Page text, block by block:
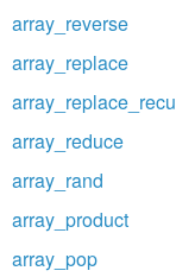
array_reverse
array_replace
array_reduce
array_rand
array_product
array_pop